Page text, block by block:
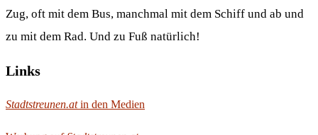
Zug, oft mit dem Bus, manchmal mit dem Schiff und ab und
zu mit dem Rad. Und zu Fuß natürlich!
Links
Stadtstreunen.atin den Medien